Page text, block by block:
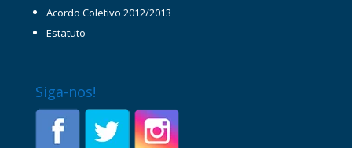
Acordo Coletivo 2012/2013
Estatuto
Siga-nos!